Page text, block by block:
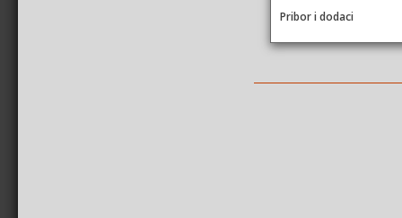
Pribor i dodaci